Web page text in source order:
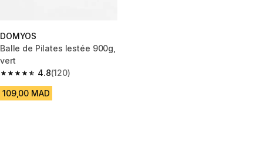
DOMYOS
Balle de Pilates lestée 900g,
vert
4.8
4.8 out of 5 stars from 120 reviews
(120)
109,00 MAD